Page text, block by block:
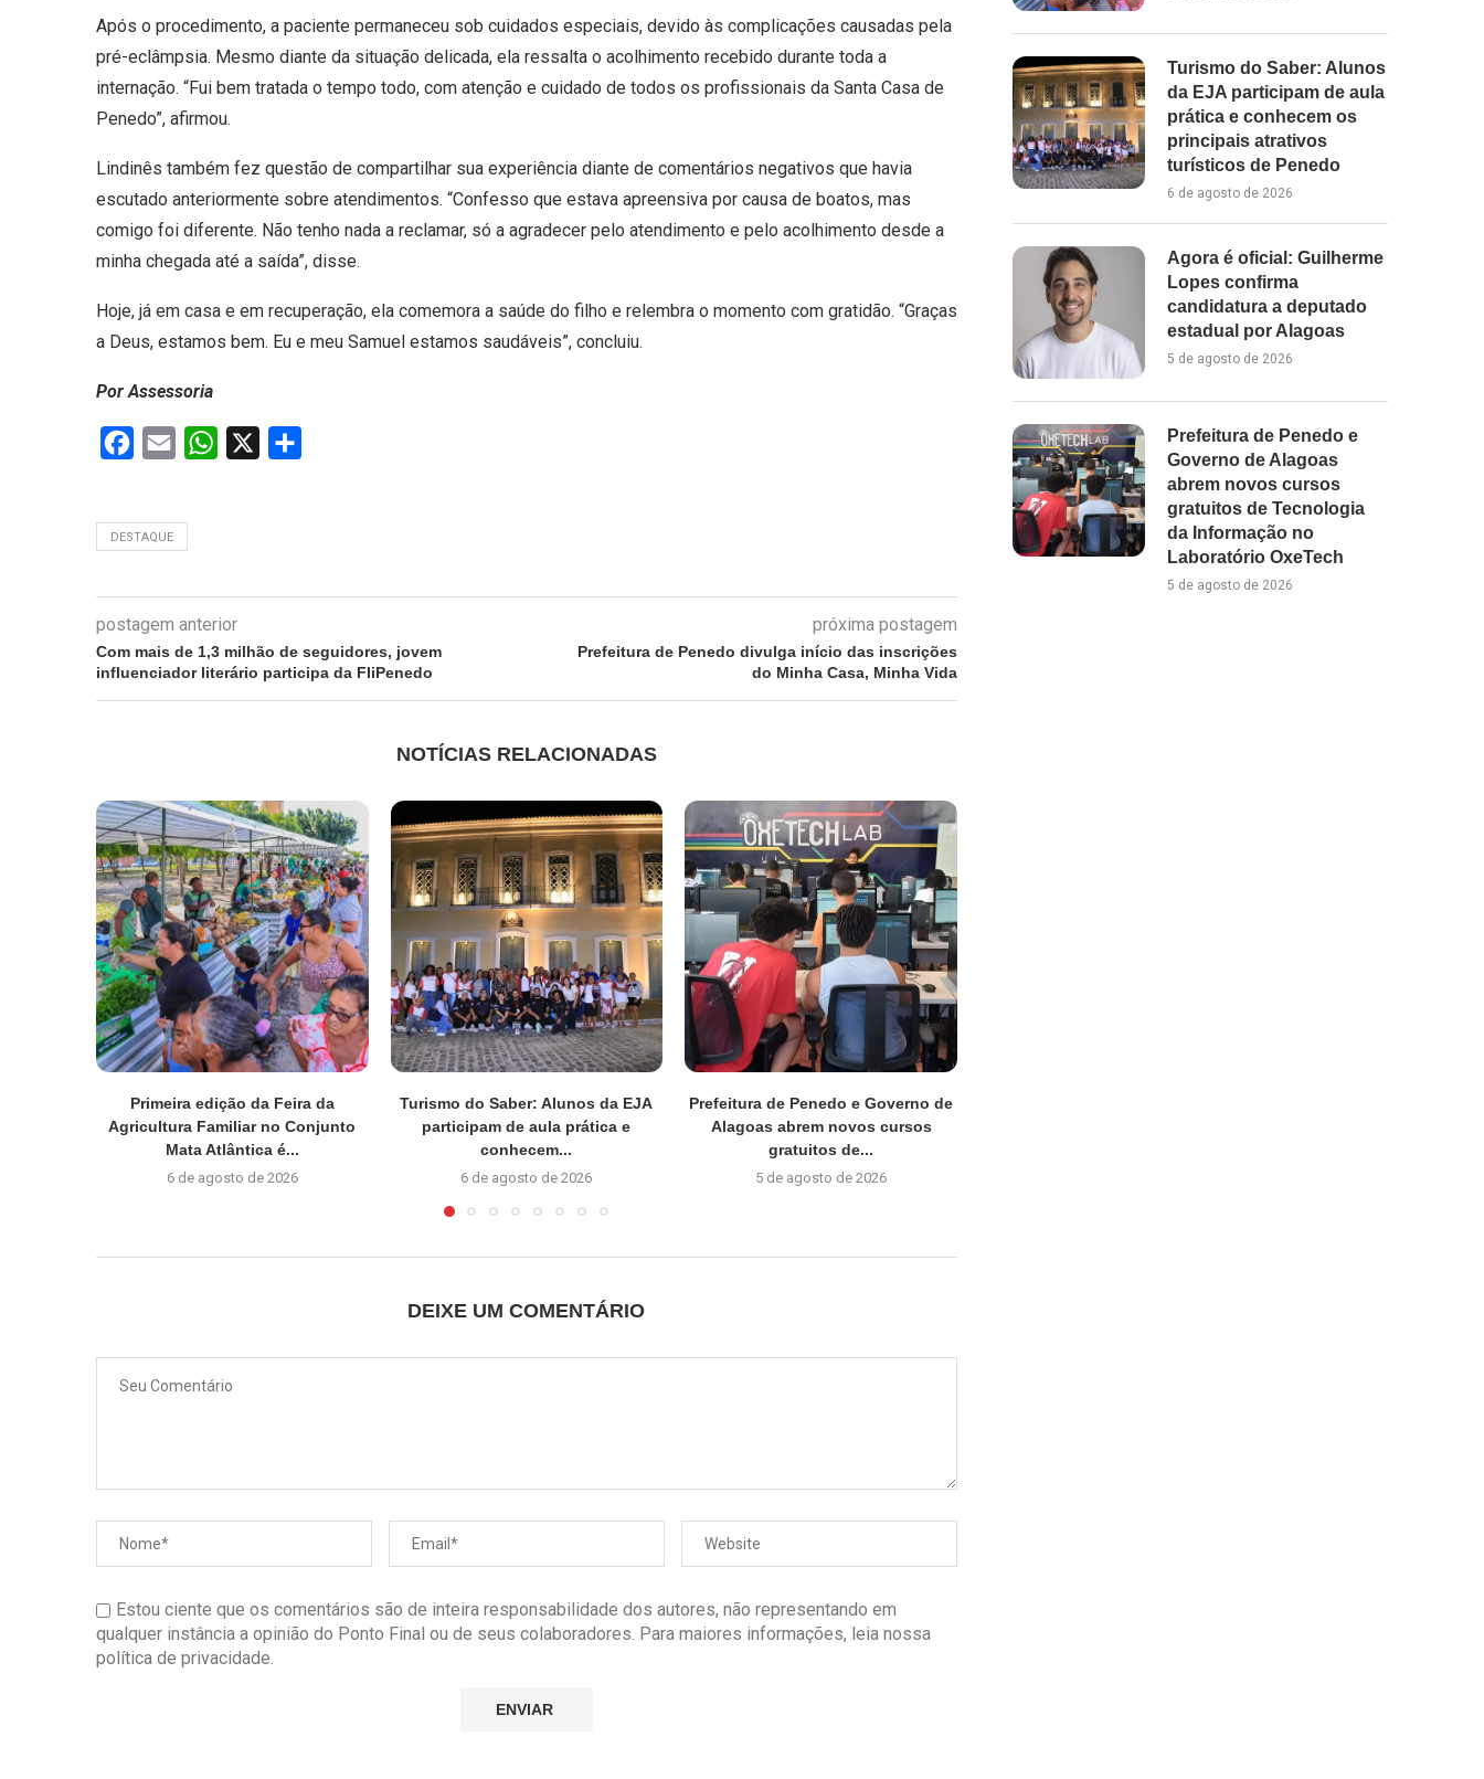
Após o procedimento, a paciente permaneceu sob cuidados especiais, devido às complicações causadas pela
pré-eclâmpsia. Mesmo diante da situação delicada, ela ressalta o acolhimento recebido durante toda a
internação. “Fui bem tratada o tempo todo, com atenção e cuidado de todos os profissionais da Santa Casa de
Penedo”, afirmou.
Lindinês também fez questão de compartilhar sua experiência diante de comentários negativos que havia
escutado anteriormente sobre atendimentos. “Confesso que estava apreensiva por causa de boatos, mas
comigo foi diferente. Não tenho nada a reclamar, só a agradecer pelo atendimento e pelo acolhimento desde a
minha chegada até a saída”, disse.
Hoje, já em casa e em recuperação, ela comemora a saúde do filho e relembra o momento com gratidão. “Graças
a Deus, estamos bem. Eu e meu Samuel estamos saudáveis”, concluiu.
Por Assessoria
Facebook
Email WhatsApp
DESTAQUE
postagem anterior
Com mais de 1,3 milhão de seguidores, jovem
influenciador literário participa da FliPenedo
próxima postagem
Prefeitura de Penedo divulga início das inscrições
do Minha Casa, Minha Vida
NOTÍCIAS RELACIONADAS
Primeira edição da Feira da
Agricultura Familiar no Conjunto
Mata Atlântica é...
6 de agosto de 2026
Turismo do Saber: Alunos da EJA
participam de aula prática e
conhecem...
6 de agosto de 2026
Prefeitura de Penedo e Governo de
Alagoas abrem novos cursos
gratuitos de...
5 de agosto de 2026
DEIXE UM COMENTÁRIO
Estou ciente que os comentários são de inteira responsabilidade dos autores, não representando em
qualquer instância a opinião do Ponto Final ou de seus colaboradores. Para maiores informações, leia nossa
política de privacidade.
Turismo do Saber: Alunos
da EJA participam de aula
prática e conhecem os
principais atrativos
turísticos de Penedo
6 de agosto de 2026
Agora é oficial: Guilherme
Lopes confirma
candidatura a deputado
estadual por Alagoas
5 de agosto de 2026
Prefeitura de Penedo e
Governo de Alagoas
abrem novos cursos
gratuitos de Tecnologia
da Informação no
Laboratório OxeTech
5 de agosto de 2026